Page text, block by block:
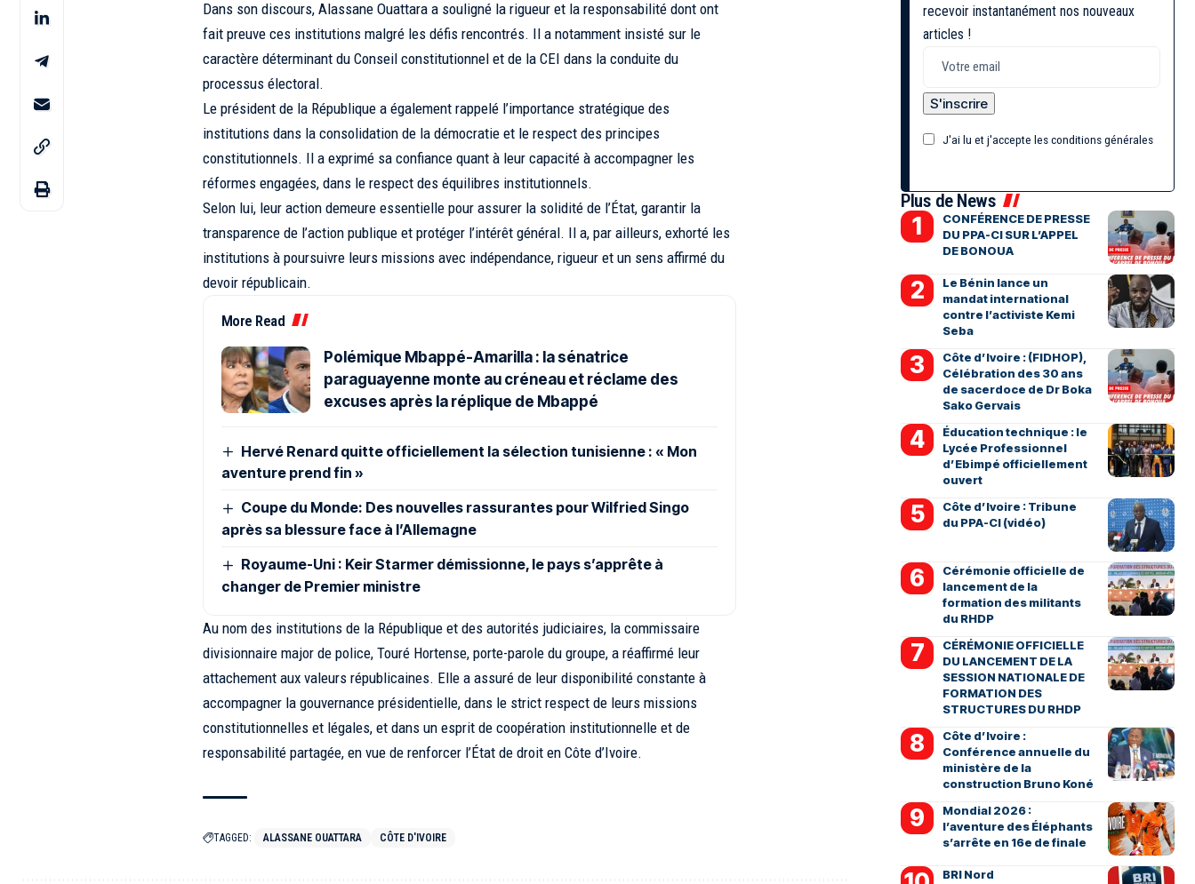
Dans son discours, Alassane Ouattara a souligné la rigueur et la responsabilité dont ont
fait preuve ces institutions malgré les défis rencontrés. Il a notamment insisté sur le
caractère déterminant du Conseil constitutionnel et de la CEI dans la conduite du
processus électoral.
Le président de la République a également rappelé l’importance stratégique des
institutions dans la consolidation de la démocratie et le respect des principes
constitutionnels. Il a exprimé sa confiance quant à leur capacité à accompagner les
réformes engagées, dans le respect des équilibres institutionnels.
Selon lui, leur action demeure essentielle pour assurer la solidité de l’État, garantir la
transparence de l’action publique et protéger l’intérêt général. Il a, par ailleurs, exhorté les
institutions à poursuivre leurs missions avec indépendance, rigueur et un sens affirmé du
devoir républicain.
More Read
Polémique Mbappé-Amarilla : la sénatrice
paraguayenne monte au créneau et réclame des
excuses après la réplique de Mbappé
Hervé Renard quitte officiellement la sélection tunisienne : « Mon
aventure prend fin »
Coupe du Monde: Des nouvelles rassurantes pour Wilfried Singo
après sa blessure face à l’Allemagne
Royaume-Uni : Keir Starmer démissionne, le pays s’apprête à
changer de Premier ministre
Au nom des institutions de la République et des autorités judiciaires, la commissaire
divisionnaire major de police, Touré Hortense, porte-parole du groupe, a réaffirmé leur
attachement aux valeurs républicaines. Elle a assuré de leur disponibilité constante à
accompagner la gouvernance présidentielle, dans le strict respect de leurs missions
constitutionnelles et légales, et dans un esprit de coopération institutionnelle et de
responsabilité partagée, en vue de renforcer l’État de droit en Côte d’Ivoire.
TAGGED: ALASSANE OUATTARA CÔTE D'IVOIRE
recevoir instantanément nos nouveaux
articles !
J'ai lu et j'accepte les conditions générales
Plus de News
CONFÉRENCE DE PRESSE
DU PPA-CI SUR L’APPEL
DE BONOUA
Le Bénin lance un
mandat international
contre l’activiste Kemi
Seba
Côte d’Ivoire : (FIDHOP),
Célébration des 30 ans
de sacerdoce de Dr Boka
Sako Gervais
Éducation technique : le
Lycée Professionnel
d’Ebimpé officiellement
ouvert
Côte d’Ivoire : Tribune
du PPA-CI (vidéo)
Cérémonie officielle de
lancement de la
formation des militants
du RHDP
CÉRÉMONIE OFFICIELLE
DU LANCEMENT DE LA
SESSION NATIONALE DE
FORMATION DES
STRUCTURES DU RHDP
Côte d’Ivoire :
Conférence annuelle du
ministère de la
construction Bruno Koné
Mondial 2026 :
l’aventure des Éléphants
s’arrête en 16e de finale
BRI Nord